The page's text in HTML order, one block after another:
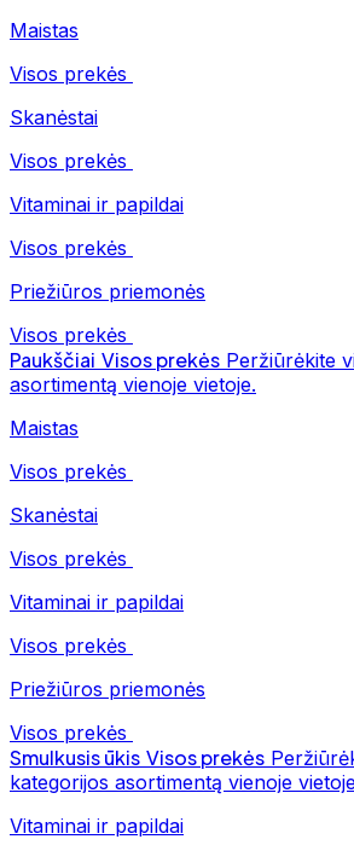
Maistas
Visos prekės
Skanėstai
Visos prekės
Vitaminai ir papildai
Visos prekės
Priežiūros priemonės
Visos prekės
Paukščiai Visos prekės Peržiūrėkite
asortimentą vienoje vietoje.
Maistas
Visos prekės
Skanėstai
Visos prekės
Vitaminai ir papildai
Visos prekės
Priežiūros priemonės
Visos prekės
Smulkusis ūkis Visos prekės
kategorijos asortimentą vienoje
Vitaminai ir papildai